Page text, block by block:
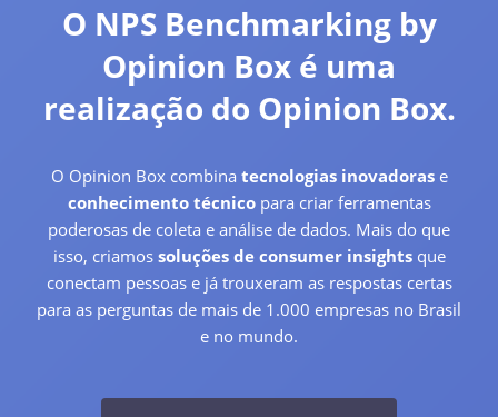
O NPS Benchmarking by
Opinion Box é uma
realização do Opinion Box.
O Opinion Box combina tecnologias inovadorase
conhecimento técnicopara criar ferramentas
poderosas de coleta e análise de dados. Mais do que
isso, criamos soluções de consumer insightsque
conectam pessoas e já trouxeram as respostas certas
para as perguntas de mais de 1.000 empresas no Brasil
e no mundo.